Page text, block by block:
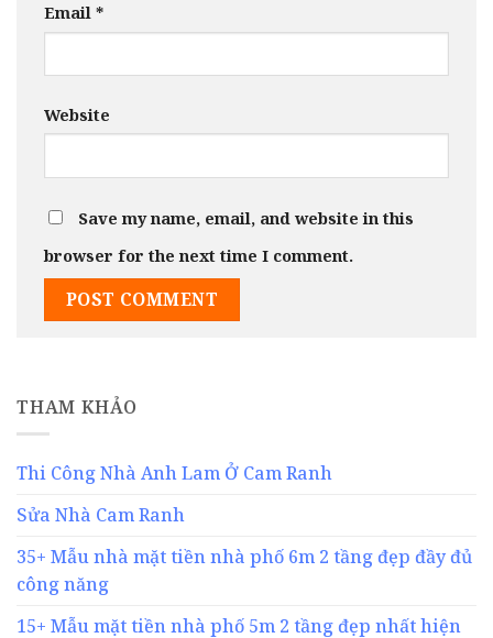
Email *
Website
Save my name, email, and website in this
browser for the next time I comment.
THAM KHẢO
Thi Công Nhà Anh Lam Ở Cam Ranh
Sửa Nhà Cam Ranh
35+ Mẫu nhà mặt tiền nhà phố 6m 2 tầng đẹp đầy đủ
công năng
15+ Mẫu mặt tiền nhà phố 5m 2 tầng đẹp nhất hiện